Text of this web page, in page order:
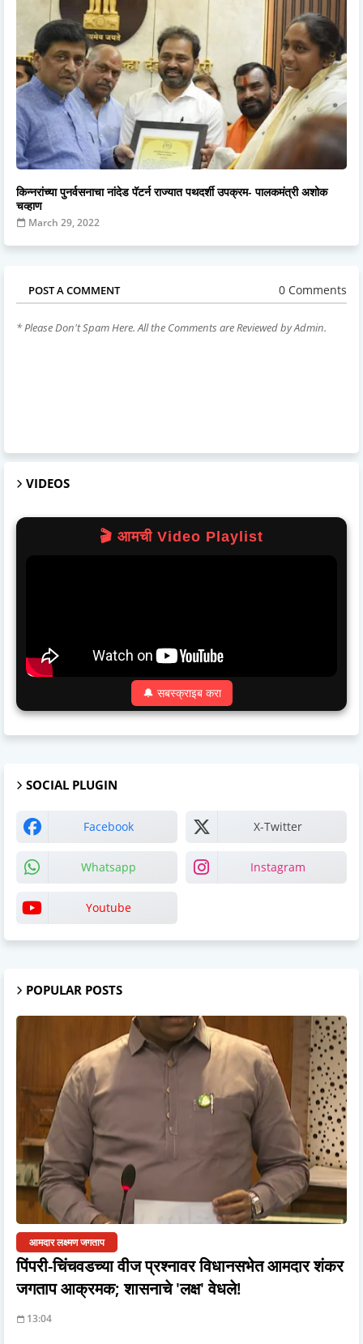
किन्नरांच्या पुनर्वसनाचा नांदेड पॅटर्न राज्यात पथदर्शी उपक्रम- पालकमंत्री अशोक
चव्हाण
March 29, 2022
POST A COMMENT 0 Comments
* Please Don't Spam Here. All the Comments are Reviewed by Admin.
VIDEOS
🎬 आमची Video Playlist
🔔 सबस्क्राइब करा
SOCIAL PLUGIN
Facebook X-Twitter
Whatsapp Instagram
Youtube
POPULAR POSTS
आमदार लक्ष्मण जगताप
पिंपरी-चिंचवडच्या वीज प्रश्नावर विधानसभेत आमदार शंकर
जगताप आक्रमक; शासनाचे 'लक्ष' वेधले!
13:04